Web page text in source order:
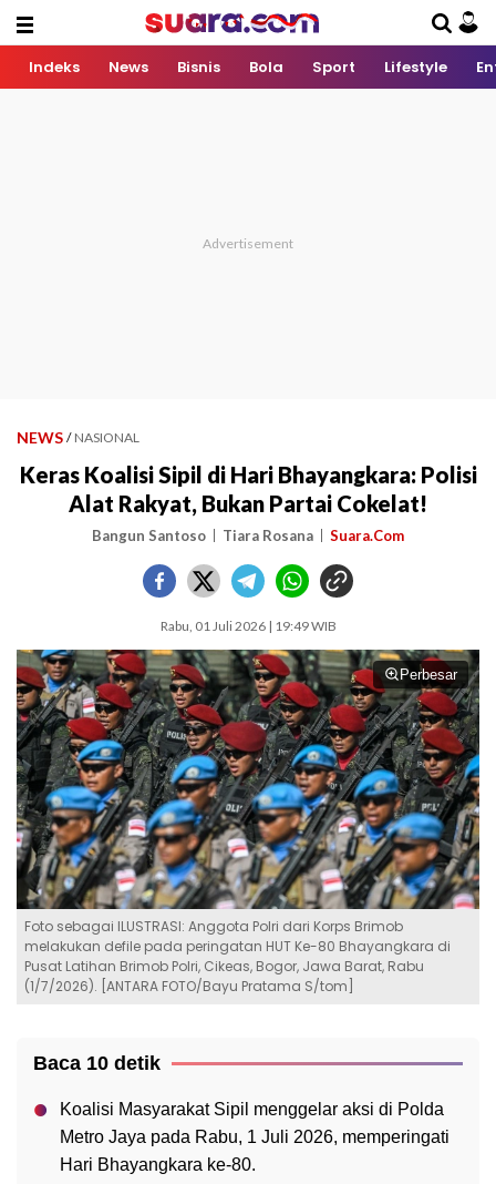
Indeks News Bisnis Bola Sport Lifestyle
NEWS / NASIONAL
Keras Koalisi Sipil di Hari Bhayangkara: Polisi
Alat Rakyat, Bukan Partai Cokelat!
Bangun Santoso Tiara Rosana Suara.Com
Rabu, 01 Juli 2026 | 19:49 WIB
Perbesar
Foto sebagai ILUSTRASI: Anggota Polri dari Korps Brimob
melakukan defile pada peringatan HUT Ke-80 Bhayangkara di
Pusat Latihan Brimob Polri, Cikeas, Bogor, Jawa Barat, Rabu
(1/7/2026). [ANTARA FOTO/Bayu Pratama S/tom]
Baca 10 detik
Koalisi Masyarakat Sipil menggelar aksi di Polda
Metro Jaya pada Rabu, 1 Juli 2026, memperingati
Hari Bhayangkara ke-80.